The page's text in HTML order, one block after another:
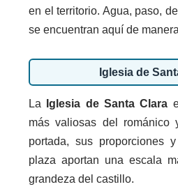
en el territorio. Agua, paso,
se encuentran aquí de
Iglesia de
La Iglesia de Santa Clara
más valiosas del románico
portada, sus proporciones
plaza aportan una escala
grandeza del castillo.